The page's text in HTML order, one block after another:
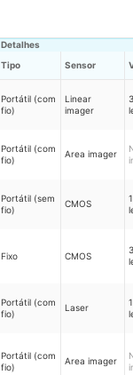
Detalhes
Tipo
Sensor
Portátil (com
fio)
Linear
imager
Portátil (com
fio)
Area imager
Portátil (sem
fio)
CMOS
Fixo CMOS
Portátil (com
fio)
Laser
Portátil (com
fio)
Area imager